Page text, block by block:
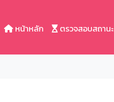
หน้าหลัก ตรวจสอบสถานะ